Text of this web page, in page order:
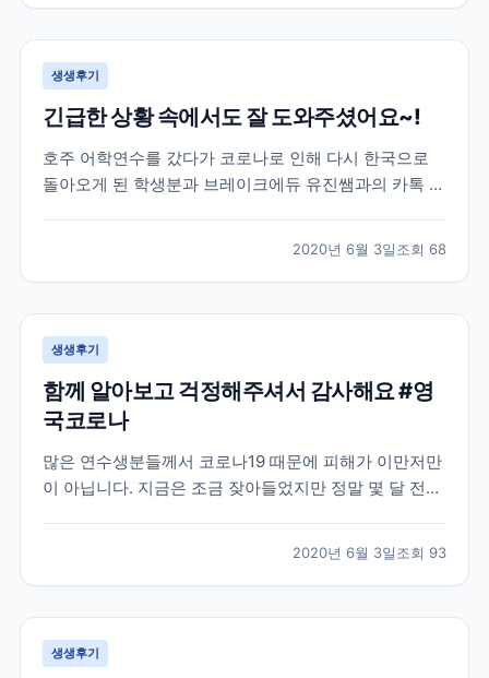
상황이라 무사히 출국을 하셨었는데요. 이제 막 적응하
면...
생생후기
긴급한 상황 속에서도 잘 도와주셨어요~!
호주 어학연수를 갔다가 코로나로 인해 다시 한국으로
돌아오게 된 학생분과 브레이크에듀 유진쌤과의 카톡 대
로 인해 부모님께서 걱정이 되어 한국으로 돌아오는 항
공권을 구매하여 보내주셨습니다. 급하게 연락을 주셔서
학원에...
2020년 6월 3일조회 68
생생후기
함께 알아보고 걱정해주셔서 감사해요 #영
국코로나
많은 연수생분들께서 코로나19 때문에 피해가 이만저만
이 아닙니다. 지금은 조금 잦아들었지만 정말 몇 달 전까
함께 하며 꾸준히 소통을 유지하고 있는데요. 학생분들
입장에서는 정말 당황스럽기도 하고 무섭기도 하실 거예
요...
2020년 6월 3일조회 93
생생후기